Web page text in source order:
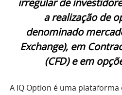
irregular de
a realização de
denominado
Exchange), em
(CFD) e em
A IQ Option é uma